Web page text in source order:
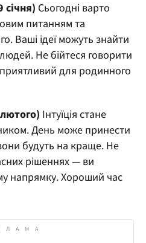
січня) Сьогодні варто
питанням та
Ваші ідеї можуть знайти
Не бійтеся говорити
для родинного
Інтуїція стане
День може принести
будуть на краще. Не
рішеннях — ви
напрямку. Хороший час